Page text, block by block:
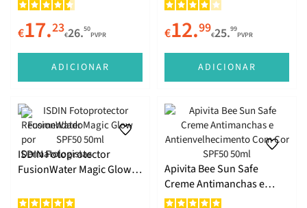
€17.23€26.50
PVPR
ADICIONAR
€12.99€25.99
PVPR
ADICIONAR
ISDIN Fotoprotector
FusionWater Magic Glow
Apivita Bee Sun Safe
Creme Antimanchas e
Antienvelhecimento Com